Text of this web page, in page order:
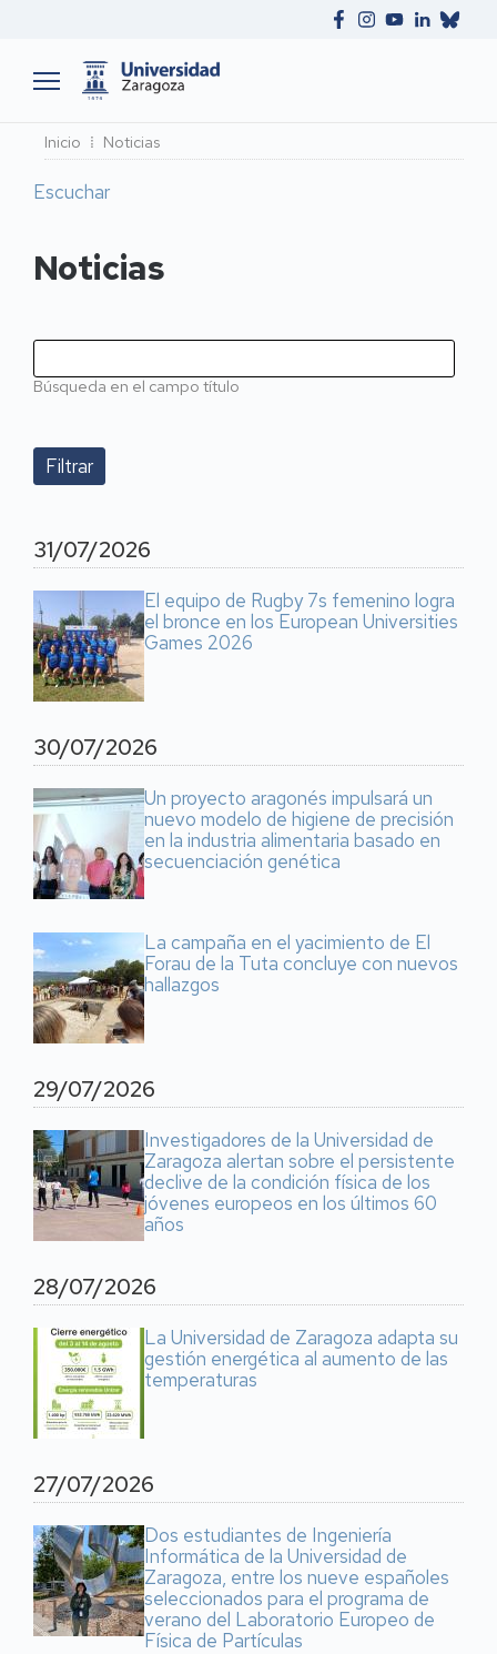
Ruta
de
navegación
Inicio Noticias
Escuchar
Noticias
Búsqueda en el campo título
31/07/2026
El equipo de Rugby 7s femenino logra
el bronce en los European Universities
Games 2026
30/07/2026
Un proyecto aragonés impulsará un
nuevo modelo de higiene de precisión
en la industria alimentaria basado en
secuenciación genética
La campaña en el yacimiento de El
Forau de la Tuta concluye con nuevos
hallazgos
29/07/2026
Investigadores de la Universidad de
Zaragoza alertan sobre el persistente
declive de la condición física de los
jóvenes europeos en los últimos 60
años
28/07/2026
La Universidad de Zaragoza adapta su
gestión energética al aumento de las
temperaturas
27/07/2026
Dos estudiantes de Ingeniería
Informática de la Universidad de
Zaragoza, entre los nueve españoles
seleccionados para el programa de
verano del Laboratorio Europeo de
Física de Partículas